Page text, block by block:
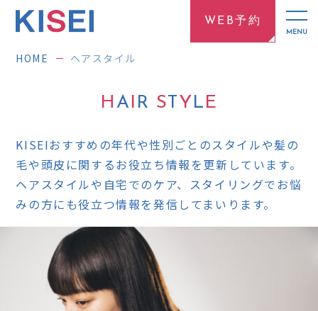
WEB予約
HOME ヘアスタイル
H AI R STYLE
KISEIおすすめの年代や性別ごとのスタイルや髪の
毛や頭皮に関するお役立ち情報を更新しています。
ヘアスタイルや自宅でのケア、スタイリングでお悩
みの方にも役立つ情報を発信してまいります。